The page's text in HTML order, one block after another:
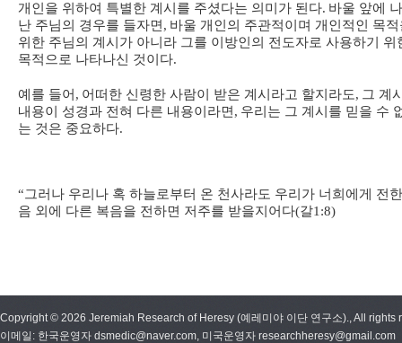
개인을 위하여 특별한 계시를 주셨다는 의미가 된다. 바울 앞에
난 주님의 경우를 들자면 , 바울 개인의 주관적이며 개인적인 목적
위한 주님의 계시가 아니라 그를 이방인의 전도자로 사용하기 위
목적으로 나타나신 것이다.
예를 들어 , 어떠한 신령한 사람이 받은 계시라고 할지라도, 그 계
내용이 성경과 전혀 다른 내용이라면 , 우리는 그 계시를 믿을 수
는 것은 중요하다.
“그러나 우리나 혹 하늘로부터 온 천사라도 우리가 너희에게 전
음 외에 다른 복음을 전하면 저주를 받을지어다(갈1:8)
Copyright © 2026 Jeremiah Research of Heresy (예레미야 이단 연구소)., All rights
이메일: 한국운영자 dsmedic@naver.com, 미국운영자 researchheresy@gmail.com